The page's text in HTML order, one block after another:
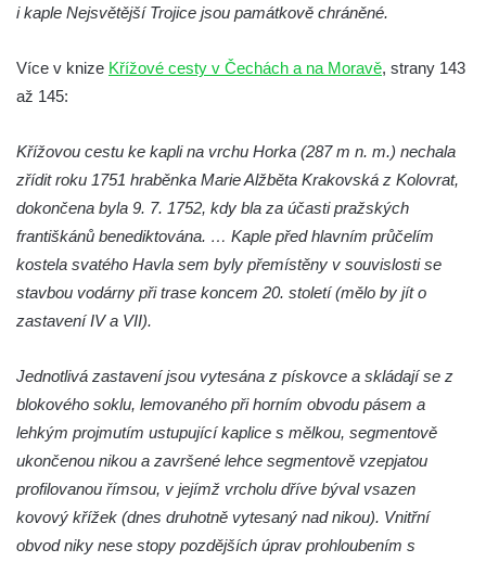
i kaple Nejsvětější Trojice jsou památkově chráněné.
Více v knize Křížové cesty v Čechách a na Moravě, strany 143
až 145:
Křížovou cestu ke kapli na vrchu Horka (287 m n. m.) nechala
zřídit roku 1751 hraběnka Marie Alžběta Krakovská z Kolovrat,
dokončena byla 9. 7. 1752, kdy bla za účasti pražských
františkánů benediktována. … Kaple před hlavním průčelím
kostela svatého Havla sem byly přemístěny v souvislosti se
stavbou vodárny při trase koncem 20. století (mělo by jít o
zastavení IV a VII).
Jednotlivá zastavení jsou vytesána z pískovce a skládají se z
blokového soklu, lemovaného při horním obvodu pásem a
lehkým projmutím ustupující kaplice s mělkou, segmentově
ukončenou nikou a završené lehce segmentově vzepjatou
profilovanou římsou, v jejímž vrcholu dříve býval vsazen
kovový křížek (dnes druhotně vytesaný nad nikou). Vnitřní
obvod niky nese stopy pozdějších úprav prohloubením s